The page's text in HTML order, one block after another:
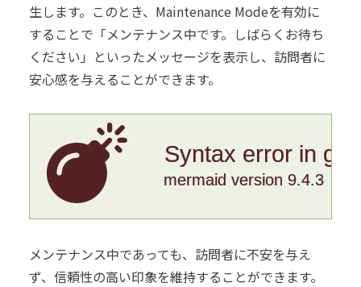
生します。このとき、Maintenance Modeを有効に
することで「メンテナンス中です。しばらくお待ち
ください」といったメッセージを表示し、訪問者に
安心感を与えることができます。
Syntax error in
mermaid version 9.4.3
メンテナンス中であっても、訪問者に不安を与え
ず、信頼性の高い印象を維持することができます。